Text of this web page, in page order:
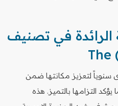
الرائدة في تصنيف
سنوياً لتعزيز مكانتها ضمن
التزامها بالتميز. هذه